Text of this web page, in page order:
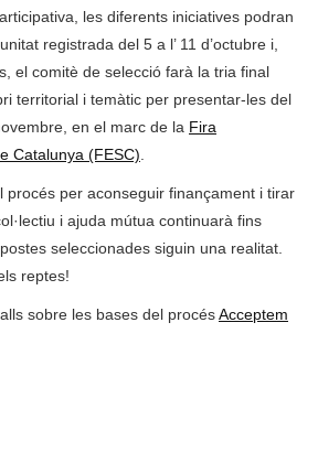
les diferents iniciatives podran
registrada del 5 a l’ 11 d’octubre i,
el comitè de selecció farà la tria final
territorial i temàtic per presentar-les del
en el marc de la Fira
Catalunya (FESC)
procés per aconseguir finançament i tirar
i ajuda mútua continuarà fins
seleccionades siguin una realitat.
reptes!
sobre les bases del procésAcceptem